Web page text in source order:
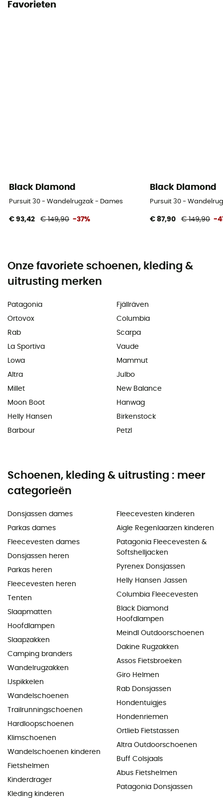
Favorieten
Black Diamond
Pursuit 30 - Wandelrugzak - Dames
€ 93,42 € 149,90 -37%
Black Diamond
Pursuit 30 -
€ 87,90 € 149,90 -
Onze favoriete schoenen, kleding &
uitrusting merken
Patagonia
Ortovox
Rab
La Sportiva
Lowa
Altra
Millet
Moon Boot
Helly Hansen
Barbour
Fjällräven
Columbia
Scarpa
Vaude
Mammut
Julbo
New Balance
Hanwag
Birkenstock
Petzl
Schoenen, kleding & uitrusting : meer
categorieën
Donsjassen dames
Parkas dames
Fleecevesten dames
Donsjassen heren
Parkas heren
Fleecevesten heren
Tenten
Slaapmatten
Hoofdlampen
Slaapzakken
Camping branders
Wandelrugzakken
IJspikkelen
Wandelschoenen
Trailrunningschoenen
Hardloopschoenen
Klimschoenen
Wandelschoenen kinderen
Fietshelmen
Kinderdrager
Kleding kinderen
Fleecevesten kinderen
Aigle Regenlaarzen kinderen
Patagonia Fleecevesten &
Softshelljacken
Pyrenex Donsjassen
Helly Hansen Jassen
Columbia Fleecevesten
Black Diamond
Hoofdlampen
Meindl Outdoorschoenen
Dakine Rugzakken
Assos Fietsbroeken
Giro Helmen
Rab Donsjassen
Hondentuigjes
Hondenriemen
Ortlieb Fietstassen
Altra Outdoorschoenen
Buff Colsjaals
Abus Fietshelmen
Patagonia Donsjassen